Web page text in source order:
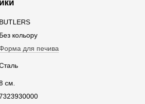
BUTLERS
Без кольору
для печива
см.